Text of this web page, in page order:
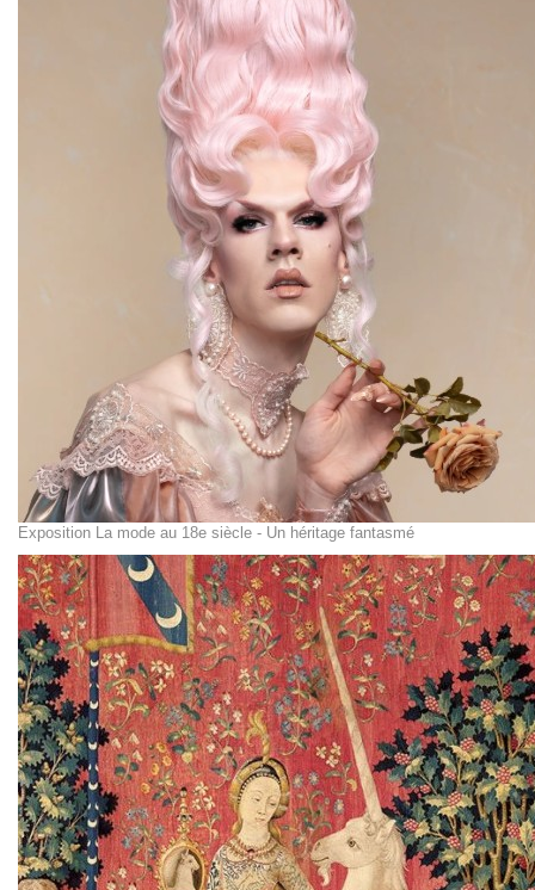
Exposition La mode au 18e siècle - Un héritage fantasmé